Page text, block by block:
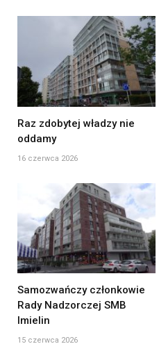
Raz zdobytej władzy nie
oddamy
16 czerwca 2026
Samozwańczy członkowie
Rady Nadzorczej SMB
Imielin
15 czerwca 2026